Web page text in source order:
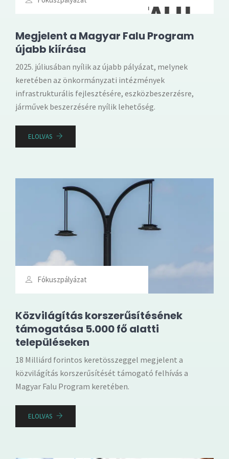
Megjelent a Magyar Falu Program
újabb kiírása
2025. júliusában nyílik az újabb pályázat, melynek
keretében az önkormányzati intézmények
infrastrukturális fejlesztésére, eszközbeszerzésre,
járművek beszerzésére nyílik lehetőség.
ELOLVAS
Fókuszpályázat
Közvilágítás korszerűsítésének
támogatása 5.000 fő alatti
településeken
18 Milliárd forintos keretösszeggel megjelent a
közvilágítás korszerűsítését támogató felhívás a
Magyar Falu Program keretében.
ELOLVAS